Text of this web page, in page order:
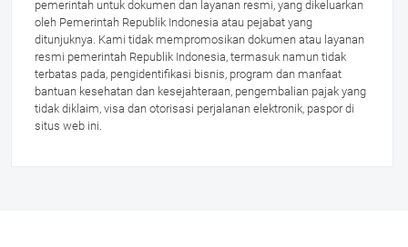
pemerintah untuk dokumen dan layanan resmi, yang dikeluarkan
oleh Pemerintah Republik Indonesia atau pejabat yang
ditunjuknya. Kami tidak mempromosikan dokumen atau layanan
resmi pemerintah Republik Indonesia, termasuk namun tidak
terbatas pada, pengidentifikasi bisnis, program dan manfaat
bantuan kesehatan dan kesejahteraan, pengembalian pajak yang
tidak diklaim, visa dan otorisasi perjalanan elektronik, paspor di
situs web ini.